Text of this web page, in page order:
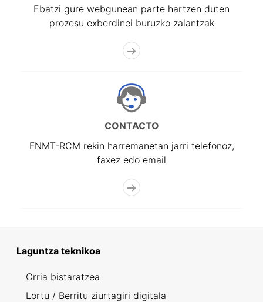
Ebatzi gure webgunean parte hartzen duten
prozesu exberdinei buruzko zalantzak
CONTACTO
FNMT-RCM rekin harremanetan jarri telefonoz,
faxez edo email
Laguntza teknikoa
Orria bistaratzea
Lortu / Berritu ziurtagiri digitala